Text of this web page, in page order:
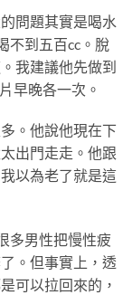
問題其實是喝水
不到五百cc。脫
我建議他先做到
早晚各一次。
。他說他現在下
出門走走。他跟
以為老了就是這
多男性把慢性疲
。但事實上，透
可以拉回來的，